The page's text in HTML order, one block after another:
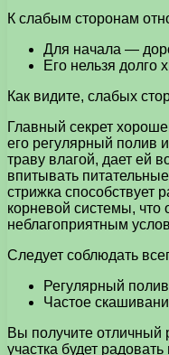
К слабым сторонам
Для начала —
Его нельзя долго
Как видите, слабых
Главный секрет
его регулярный полив
траву влагой, дает ей
впитывать
стрижка способствует
корневой системы, что
неблагоприятным
Следует соблюдать
Регулярный
Частое
Вы получите отличный
участка будет